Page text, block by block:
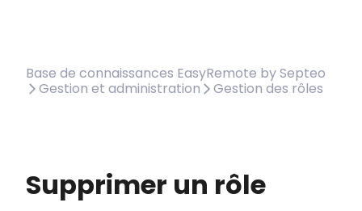
Base de connaissances EasyRemote by Septeo
Gestion et administration
Gestion des rôles
Supprimer un rôle